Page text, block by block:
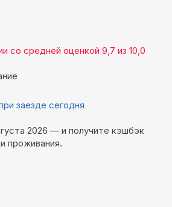
со средней оценкой 9,7 из 10,0
заезде сегодня
2026 — и получите кэшбэк
проживания.